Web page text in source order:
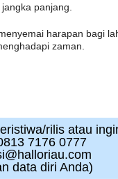
panjang.
harapan bagi
zaman.
rilis atau
7176 0777
data diri Anda)